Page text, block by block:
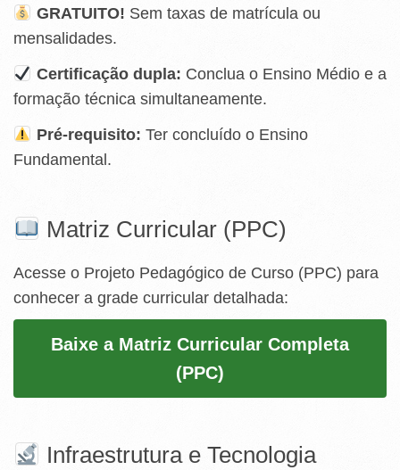
GRATUITO! Sem taxas de matrícula ou
mensalidades.
Certificação dupla: Conclua o Ensino Médio e a
formação técnica simultaneamente.
Pré-requisito: Ter concluído o Ensino
Fundamental.
Matriz Curricular (PPC)
Acesse o Projeto Pedagógico de Curso (PPC) para
conhecer a grade curricular detalhada:
Baixe a Matriz Curricular Completa
(PPC)
Infraestrutura e Tecnologia